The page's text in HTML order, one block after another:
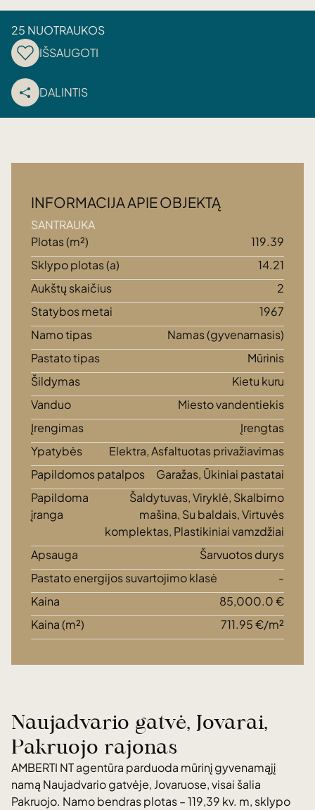
25 NUOTRAUKOS
IŠSAUGOTI
DALINTIS
INFORMACIJA APIE OBJEKTĄ
SANTRAUKA
Plotas (m²)
119.39
Sklypo plotas (a)
14.21
Aukštų skaičius
2
Statybos metai
1967
Namo tipas
Namas (gyvenamasis)
Pastato tipas
Mūrinis
Šildymas
Kietu kuru
Vanduo
Miesto vandentiekis
Įrengimas
Įrengtas
Ypatybės
Elektra, Asfaltuotas privažiavimas
Papildomos patalpos
Garažas, Ūkiniai pastatai
Papildoma
įranga
Šaldytuvas, Viryklė, Skalbimo
mašina, Su baldais, Virtuvės
komplektas, Plastikiniai vamzdžiai
Apsauga
Šarvuotos durys
Pastato energijos suvartojimo klasė
-
Kaina
85,000.0 €
Kaina (m²)
711.95 €/m²
Naujadvario gatvė, Jovarai,
Pakruojo rajonas
AMBERTI NT agentūra parduoda mūrinį gyvenamąjį
namą Naujadvario gatvėje, Jovaruose, visai šalia
Pakruojo. Namo bendras plotas – 119,39 kv. m, sklypo